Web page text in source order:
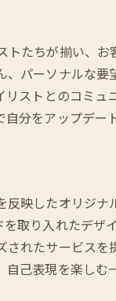
たちが揃い、お
パーソナルな要
ストとのコミュ
分をアップデー
映したオリジナ
取り入れたデザ
れたサービスを
己表現を楽しむ